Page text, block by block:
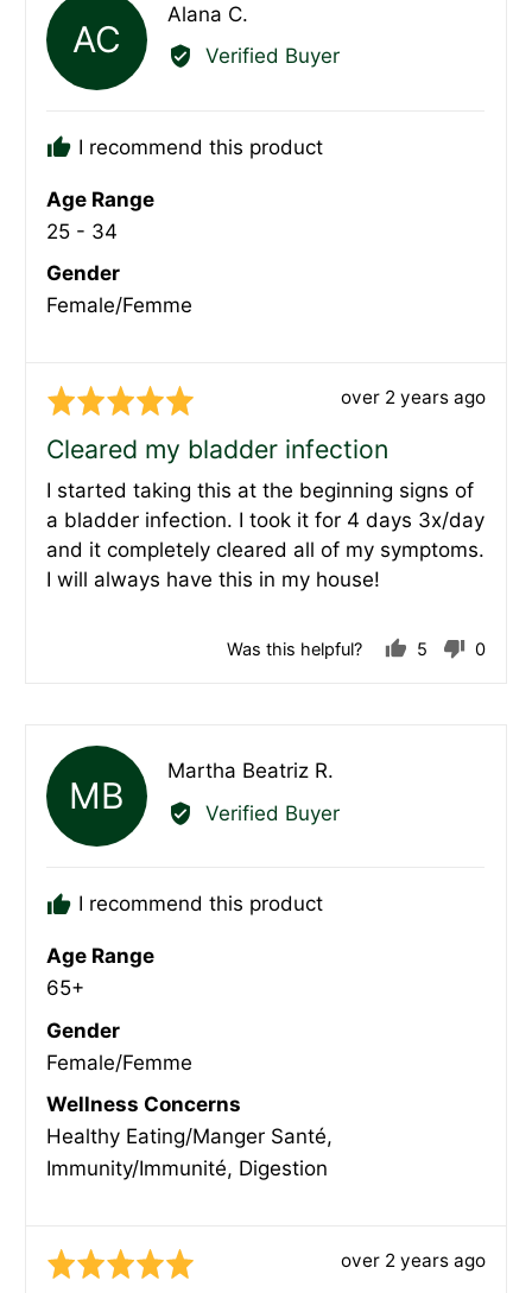
AC
Alana C.
by
Verified Buyer
I recommend this product
Age Range
25 - 34
Gender
Female/Femme
Rated
out
of
5
Review
over 2 years ago
Cleared my bladder infection
I started taking this at the beginning signs of
a bladder infection. I took it for 4 days 3x/day
and it completely cleared all of my symptoms.
I will always have this in my house!
Was this helpful?
5
0
MB
Martha Beatriz R.
Verified Buyer
I recommend this product
Age Range
65+
Gender
Female/Femme
Wellness Concerns
Healthy Eating/Manger Santé
Immunity/Immunité Digestion
Rated
Review
over 2 years ago